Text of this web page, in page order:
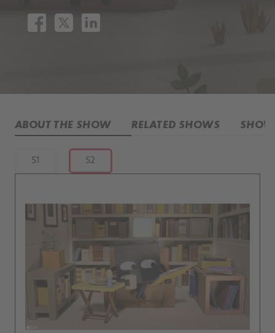
ABOUT THE SHOW RELATED SHOWS
S1 S2